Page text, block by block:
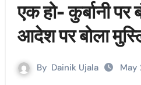
एक हो- कुर्बानी
आदेश पर बोला
By Dainik Ujala May